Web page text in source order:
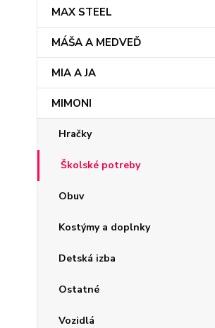
MAX STEEL
MÁŠA A MEDVEĎ
MIA A JA
MIMONI
Hračky
Školské potreby
Obuv
Kostýmy a doplnky
Detská izba
Ostatné
Vozidlá